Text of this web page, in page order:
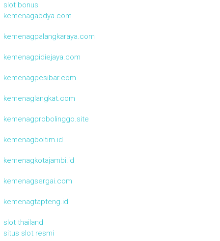
slot bonus
kemenagabdya.com
kemenagpalangkaraya.com
kemenagpidiejaya.com
kemenagpesibar.com
kemenaglangkat.com
kemenagprobolinggo.site
kemenagboltim.id
kemenagkotajambi.id
kemenagsergai.com
kemenagtapteng.id
slot thailand
situs slot resmi